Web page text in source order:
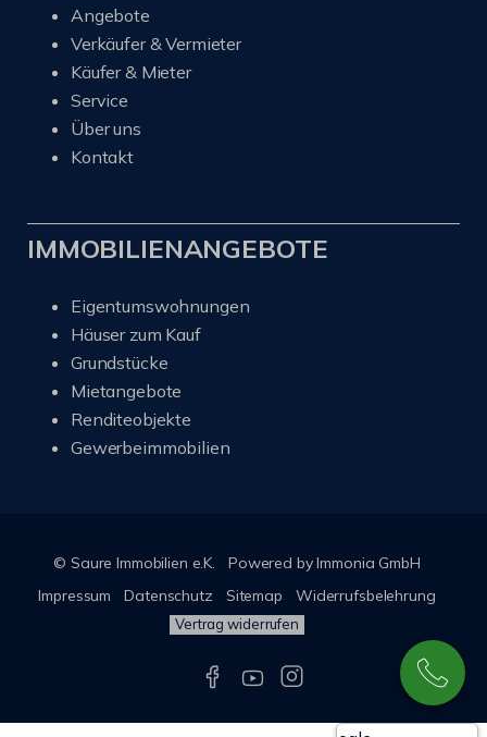
Angebote
Verkäufer & Vermieter
Käufer & Mieter
Service
Über uns
Kontakt
IMMOBILIENANGEBOTE
Eigentumswohnungen
Häuser zum Kauf
Grundstücke
Mietangebote
Renditeobjekte
Gewerbeimmobilien
© Saure Immobilien e.K.
Powered by Immonia GmbH
Impressum
Datenschutz Sitemap Widerrufsbelehrung
Vertrag widerrufen